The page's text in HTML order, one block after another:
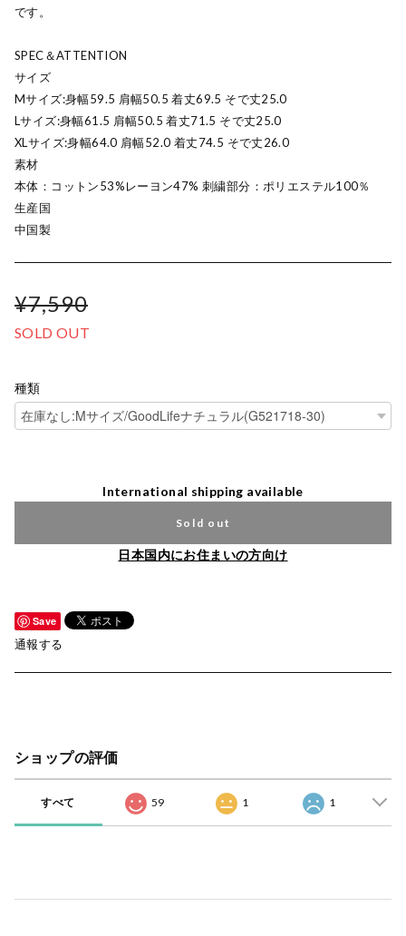
です。
SPEC＆ATTENTION
サイズ
Mサイズ:身幅59.5 肩幅50.5 着丈69.5 そで丈25.0
Lサイズ:身幅61.5 肩幅50.5 着丈71.5 そで丈25.0
XLサイズ:身幅64.0 肩幅52.0 着丈74.5 そで丈26.0
素材
本体：コットン53%レーヨン47% 刺繍部分：ポリエステル100％
生産国
中国製
¥7,590
SOLD OUT
種類
International shipping available
Sold out
日本国内にお住まいの方向け
Save
通報する
ショップの評価
すべて 59 1 1